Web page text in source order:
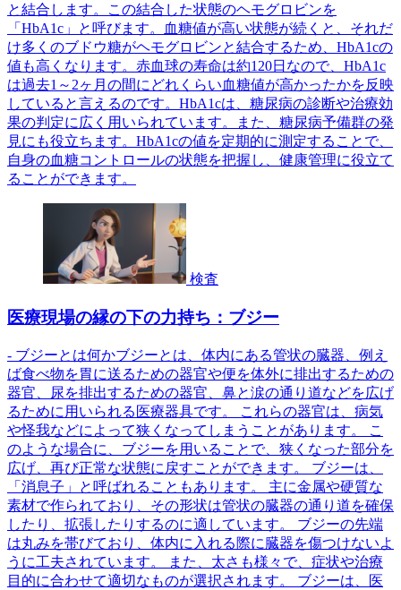
と結合します。この結合した状態のヘモグロビンを
「HbA1c」と呼びます。血糖値が高い状態が続くと、それだ
け多くのブドウ糖がヘモグロビンと結合するため、HbA1cの
値も高くなります。赤血球の寿命は約120日なので、HbA1c
は過去1～2ヶ月の間にどれくらい血糖値が高かったかを反映
していると言えるのです。HbA1cは、糖尿病の診断や治療効
果の判定に広く用いられています。また、糖尿病予備群の発
見にも役立ちます。HbA1cの値を定期的に測定することで、
自身の血糖コントロールの状態を把握し、健康管理に役立て
ることができます。
検査
医療現場の縁の下の力持ち：ブジー
- ブジーとは何かブジーとは、体内にある管状の臓器、例え
ば食べ物を胃に送るための器官や便を体外に排出するための
器官、尿を排出するための器官、鼻と涙の通り道などを広げ
るために用いられる医療器具です。 これらの器官は、病気
や怪我などによって狭くなってしまうことがあります。 こ
のような場合に、ブジーを用いることで、狭くなった部分を
広げ、再び正常な状態に戻すことができます。 ブジーは、
「消息子」と呼ばれることもあります。 主に金属や硬質な
素材で作られており、その形状は管状の臓器の通り道を確保
したり、拡張したりするのに適しています。 ブジーの先端
は丸みを帯びており、体内に入れる際に臓器を傷つけないよ
うに工夫されています。 また、太さも様々で、症状や治療
目的に合わせて適切なものが選択されます。 ブジーは、医